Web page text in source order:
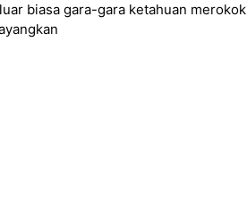
biasa gara-gara ketahuan merokok